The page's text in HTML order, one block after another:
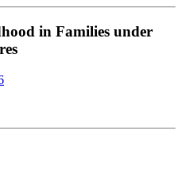
in Families under